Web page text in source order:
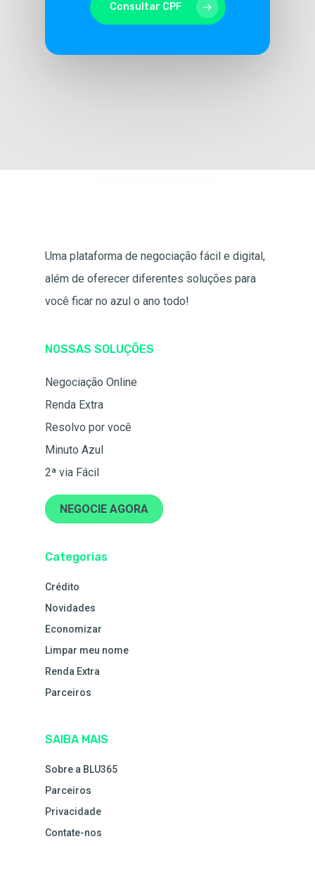
Consultar CPF
Uma plataforma de negociação fácil e digital,
além de oferecer diferentes soluções para
você ficar no azul o ano todo!
NOSSAS SOLUÇÕES
Negociação Online
Renda Extra
Resolvo por você
Minuto Azul
2ª via Fácil
NEGOCIE AGORA
Categorias
Crédito
Novidades
Economizar
Limpar meu nome
Renda Extra
Parceiros
SAIBA MAIS
Sobre a BLU365
Parceiros
Privacidade
Contate-nos